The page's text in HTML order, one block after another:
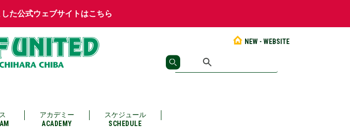
た公式ウェブサイトはこちら
NEW - WEBSITE
アカデミー
ACADEMY
スケジュール
SCHEDULE